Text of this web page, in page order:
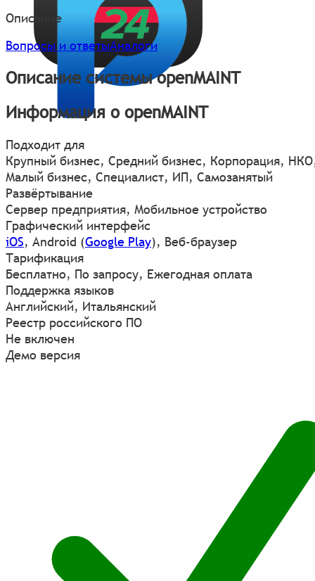
Описание
Вопросы и ответыАналоги
Описание системы openMAINT
Информация о openMAINT
Подходит для
Крупный бизнес, Средний бизнес, Корпорация,
Малый бизнес, Специалист, ИП, Самозанятый
Развёртывание
Сервер предприятия, Мобильное устройство
Графический интерфейс
iOS, Android (Google Play), Веб-браузер
Тарификация
Бесплатно, По запросу, Ежегодная оплата
Поддержка языков
Английский, Итальянский
Реестр российского ПО
Не включен
Демо версия